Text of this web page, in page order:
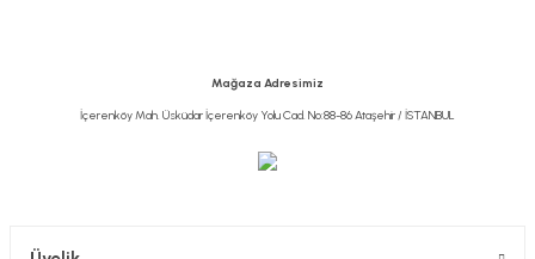
Mağaza Adresimiz
İçerenköy Mah. Üsküdar İçerenköy Yolu Cad. No:88-86 Ataşehir / İSTANBUL